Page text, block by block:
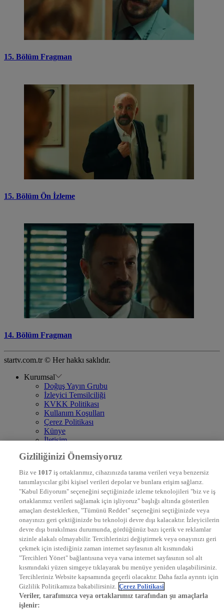
15. Bölüm Fragman
15. Bölüm Ön İzleme
14. Bölüm Fragman
startv.com.tr © Her hakkı saklıdır.
Kurumsal
Doğuş Yayın Grubu
İzleyici Temsilciliği
KVKK Politikası
Kullanım Koşulları
Çerez Politikası
Künye
İletişim
DYG Televizyonlar
STAR
EURO STAR
KRAL POP TV
DYG Radyolar
NTV RADYO
KRAL FM
KRAL POP
EKSEN
VOYAGE
DYG Dijital
ntv.com.tr
ntvspor.net
secim.ntv.com.tr
startv.com.tr
kralmuzik.com.tr
Gizliliğinizi Önemsiyoruz
Biz ve 1017 iş ortaklarımız, cihazınızda tarama verileri veya benzersiz
tanımlayıcılar gibi kişisel verileri depolar ve bunlara erişim sağlarız.
"Kabul Ediyorum" seçeneğini seçtiğinizde izleme teknolojileri "biz ve iş
ortaklarımız verileri sağlamak için işliyoruz" başlığı altında gösterilen
amaçları desteklerken, "Tümünü Reddet" seçeneğini seçtiğinizde veya
onayınızı geri çektiğinizde bu teknoloji devre dışı kalacaktır. İzleyicilerin
devre dışı bırakılması durumunda, gördüğünüz bazı içerik ve reklamlar
sizinle alakalı olmayabilir. Tercihlerinizi değiştirmek veya onayınızı geri
çekmek için istediğiniz zaman internet sayfasının alt kısmındaki
"Tercihleri Yönet" bağlantısına veya varsa internet sayfasının sol alt
kısmındaki yüzen simgeye tıklayarak bu menüye yeniden ulaşabilirsiniz.
Tercihleriniz Website kapsamında geçerli olacaktır. Daha fazla ayrıntı için
Gizlilik Politikamıza bakabilirsiniz. Çerez Politikasi
Veriler, tarafımızca veya ortaklarımız tarafından şu amaçlarla
işlenir: